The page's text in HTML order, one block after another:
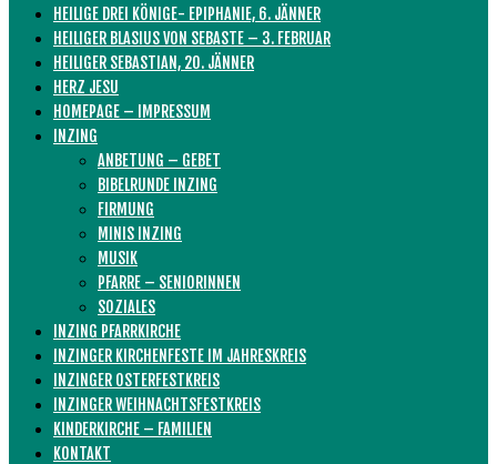
HEILIGE DREI KÖNIGE- EPIPHANIE, 6. JÄNNER
HEILIGER BLASIUS VON SEBASTE – 3. FEBRUAR
HEILIGER SEBASTIAN, 20. JÄNNER
HERZ JESU
HOMEPAGE – IMPRESSUM
INZING
ANBETUNG – GEBET
BIBELRUNDE INZING
FIRMUNG
MINIS INZING
MUSIK
PFARRE – SENIORINNEN
SOZIALES
INZING PFARRKIRCHE
INZINGER KIRCHENFESTE IM JAHRESKREIS
INZINGER OSTERFESTKREIS
INZINGER WEIHNACHTSFESTKREIS
KINDERKIRCHE – FAMILIEN
KONTAKT